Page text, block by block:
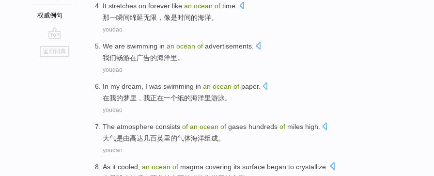
权威例句
go
top
返回词典
It stretches on forever like an ocean of time.
那一瞬间绵延无限， 像是时间的海洋。
youdao
We are swimming in an ocean of advertisements
我们畅游在广告的海洋里。
youdao
In my dream I was swimming in an ocean of paper.
在我的梦里 ， 我正在一个纸的海洋里游泳。
youdao
The atmosphere consists of an ocean of gases hundreds of miles high
大气是由高达 几百英里的气体海洋组成。
youdao
As it cooled an ocean of magma covering its surface began to crystallize